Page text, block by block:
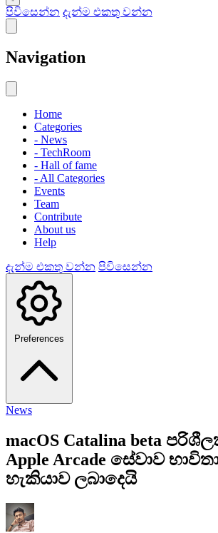
පිවිසෙන්න දැන්ම එකතු වන්න
Navigation
Home
Categories
- News
- TechRoom
- Hall of fame
- All Categories
Events
Team
Contribute
About us
Help
දැන්ම එකතු වන්න පිවිසෙන්න
Preferences
News
macOS Catalina beta
Apple Arcade සේවාව
හැකියාව ලබාදෙයි